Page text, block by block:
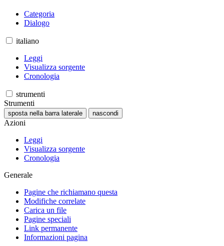
Categoria
Dialogo
italiano
Leggi
Visualizza sorgente
Cronologia
strumenti
Strumenti
sposta nella barra laterale nascondi
Azioni
Leggi
Visualizza sorgente
Cronologia
Generale
Pagine che richiamano questa
Modifiche correlate
Carica un file
Pagine speciali
Link permanente
Informazioni pagina